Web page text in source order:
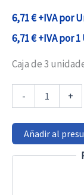
6,71€+IVA por
6,71€+IVA por 1
Caja de 3
-
clásica
3x5L
cantidad
+
Añadir al